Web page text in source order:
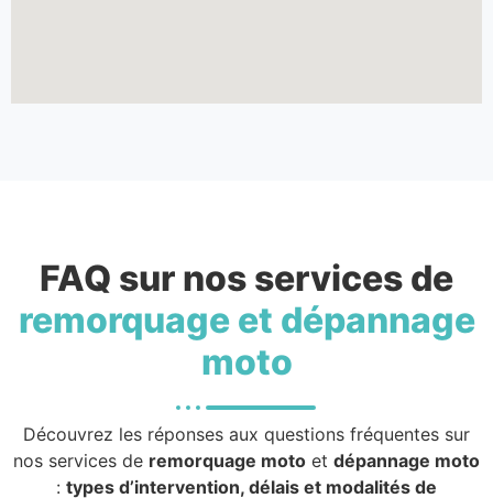
FAQ sur nos services de
remorquage et dépannage
moto
Découvrez les réponses aux questions fréquentes sur
nos services de remorquage moto et dépannage moto
: types d’intervention, délais et modalités de